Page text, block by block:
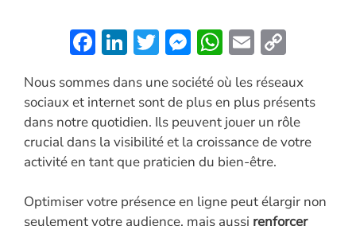
F
ac
e
b
o
o
k
Li
n
k
e
dI
n
T
w
itt
er
M
es
se
n
g
er
W
h
at
s
A
p
p
E
m
ai
l
p
y
Li
k
Nous sommes dans une société où les réseaux
sociaux et internet sont de plus en plus présents
dans notre quotidien. Ils peuvent jouer un rôle
crucial dans la visibilité et la croissance de votre
activité en tant que praticien du bien-être.
Optimiser votre présence en ligne peut élargir non
seulement votre audience, mais aussi renforcer